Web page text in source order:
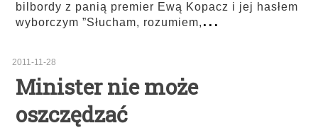
bilbordy z panią premier Ewą Kopacz i jej hasłem
wyborczym ”Słucham, rozumiem,...
2011-11-28
Minister nie może
oszczędzać